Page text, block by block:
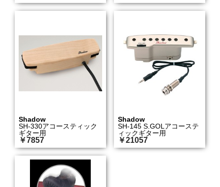
Shadow
SH-330アコースティック
ギター用
￥7857
Shadow
SH-145 S.GOLアコーステ
ィックギター用
￥21057